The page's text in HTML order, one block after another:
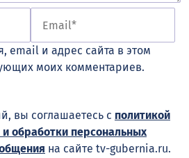
email и адрес сайта в этом
моих комментариев.
вы соглашаетесь с политикой
обработки персональных
на сайте tv-gubernia.ru.